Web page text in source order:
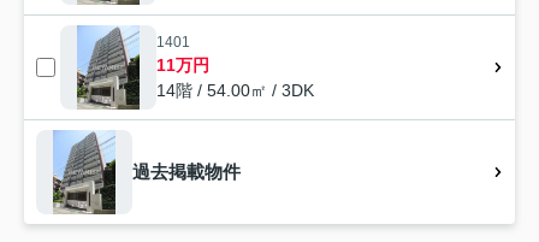
1401
11万円
14階 / 54.00㎡ / 3DK
過去掲載物件